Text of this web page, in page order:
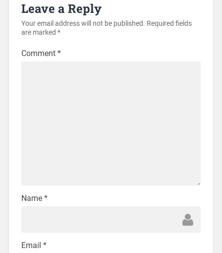
Leave a Reply
Your email address will not be published. Required fields
are marked *
Comment *
Name *
Email *